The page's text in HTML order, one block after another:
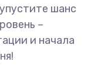
шанс
–
и начала